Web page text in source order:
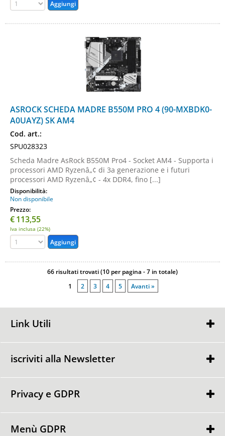
ASROCK SCHEDA MADRE B550M PRO 4 (90-MXBDK0-
A0UAYZ) SK AM4
Cod. art.:
SPU028323
Scheda Madre AsRock B550M Pro4 - Socket AM4 - Supporta i
processori AMD Ryzenâ„¢ di 3a generazione e i futuri
processori AMD Ryzenâ„¢ - 4x DDR4, fino [...]
Disponibilità:
Non disponibile
Prezzo:
€113,55
Iva inclusa (22%)
66 risultati trovati (10 per pagina - 7 in totale)
1
2 3 4 5 Avanti »
Link Utili
Contattaci
iscriviti alla Newsletter
Ho letto ed accetto le condizioni dell'
Privacy e GDPR
Punti GDPR
Menù GDPR